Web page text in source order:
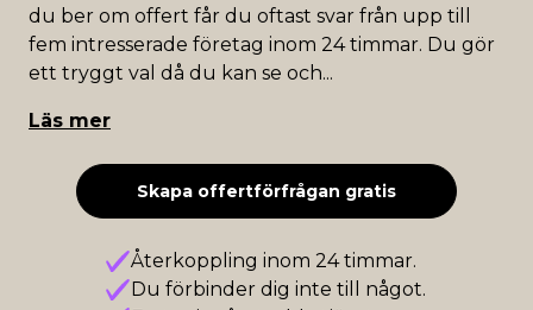
du ber om offert får du oftast svar från upp till
fem intresserade företag inom 24 timmar. Du gör
ett tryggt val då du kan se och...
Läs mer
Skapa offertförfrågan gratis
Återkoppling inom 24 timmar.
Du förbinder dig inte till något.